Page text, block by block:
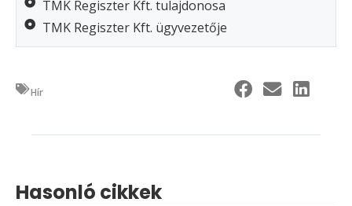
TMK Regiszter Kft. tulajdonosa
TMK Regiszter Kft. ügyvezetője
Hír
Hasonló cikkek